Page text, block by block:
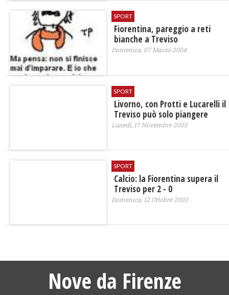
SPORT
Fiorentina, pareggio a reti
bianche a Treviso
Domenica, 07 Marzo 2004
SPORT
Livorno, con Protti e Lucarelli il
Treviso può solo piangere
Lunedì, 17 Novembre 2003
SPORT
Calcio: la Fiorentina supera il
Treviso per 2 - 0
Domenica, 12 Ottobre 2003
Nove da Firenze